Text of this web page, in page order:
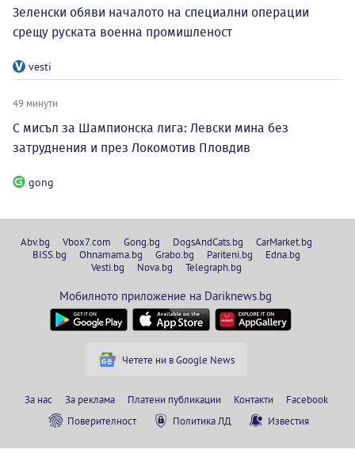
Зеленски обяви началото на специални операции
срещу руската военна промишленост
vesti
49 минути
С мисъл за Шампионска лига: Левски мина без
затруднения и през Локомотив Пловдив
gong
Abv.bg Vbox7.com Gong.bg DogsAndCats.bg
CarMarket.bg
BISS.bg
Ohnamama.bg Grabo.bg Pariteni.bg
Edna.bg
Vesti.bg
Nova.bg Telegraph.bg
Мобилното приложение на Dariknews.bg
Четете ни в Google News
За нас За реклама Платени публикации Контакти
Facebook
Поверителност
Политика ЛД Известия